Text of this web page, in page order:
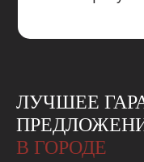
ЛУЧШЕЕ
В ГОРОДЕ